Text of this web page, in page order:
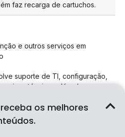
faz recarga de cartuchos.
e outros serviços em
suporte de TI, configuração,
técnicos além do reparo
os melhores